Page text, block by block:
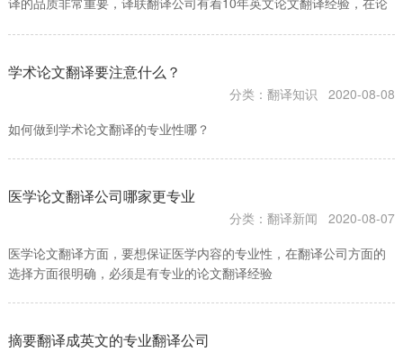
学术论文翻译要注意什么？
分类：翻译知识
2020-08-08
如何做到学术论文翻译的专业性哪？
医学论文翻译公司哪家更专业
分类：翻译新闻
2020-08-07
医学论文翻译方面，要想保证医学内容的专业性，在翻译公司方面的
选择方面很明确，必须是有专业的论文翻译经验
摘要翻译成英文的专业翻译公司